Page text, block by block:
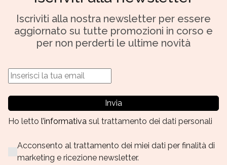
Iscriviti alla nostra newsletter per essere
aggiornato su tutte promozioni in corso e
per non perderti le ultime novità
Invia
Ho letto l’informativa sul trattamento dei dati personali
Acconsento al trattamento dei miei dati per finalità di
marketing e ricezione newsletter.